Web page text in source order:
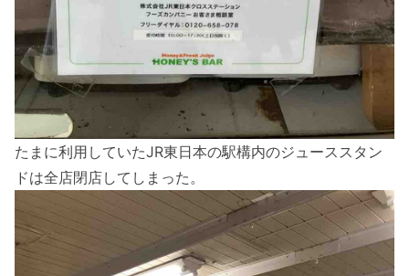
たまに利用していたJR東日本の駅構内のジューススタン
ドは全店閉店してしまった。